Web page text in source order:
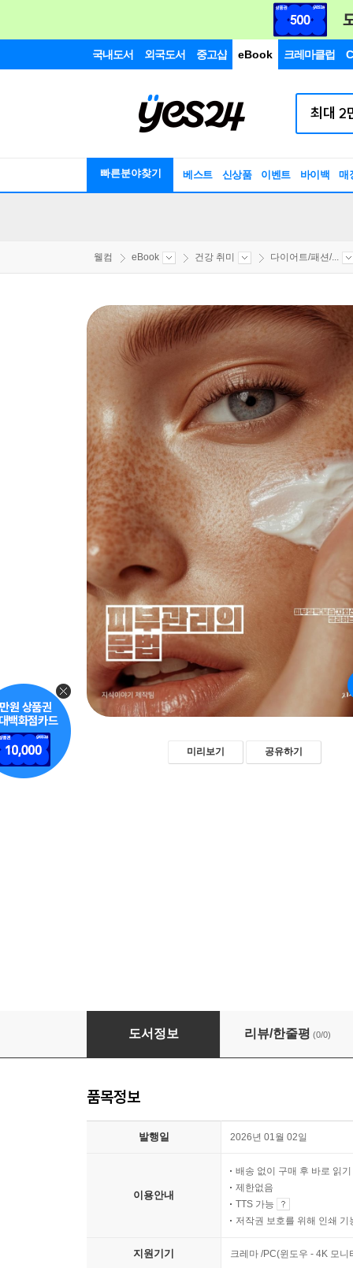
국내도서 외국도서 중고샵 eBook 크레마클럽
빠른분야찾기 베스트 신상품 이벤트 바이백 매
웰컴 eBook 건강 취미 다이어트/패션/...
미리보기 공유하기
피부관리의 문법: 피부장벽·보습·자외선·트러
도서정보 리뷰/한줄평 (0/0)
품목정보
발행일 2026년 01월 02일
이용안내
배송 없이 구매 후 바로 읽기
제한없음
TTS 가능
저작권 보호를 위해 인쇄 기
지원기기 크레마 /PC(윈도우 - 4K 모